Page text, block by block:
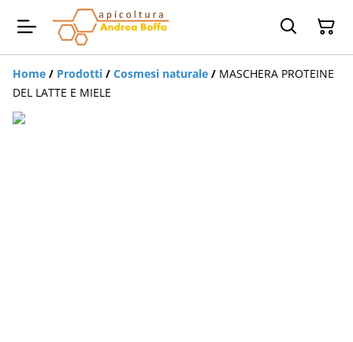
Home / Prodotti / Cosmesi naturale / MASCHERA PROTEINE
DEL LATTE E MIELE